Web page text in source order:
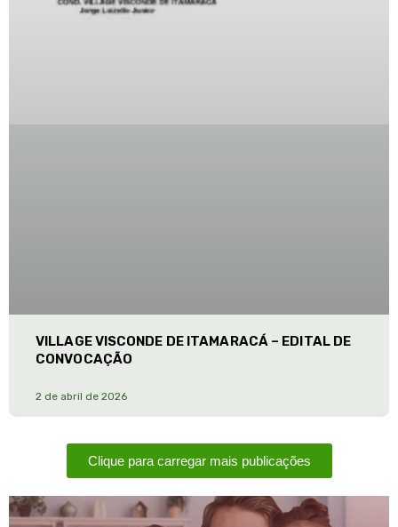
VILLAGE VISCONDE DE ITAMARACÁ – EDITAL DE
CONVOCAÇÃO
2 de abril de 2026
Clique para carregar mais publicações